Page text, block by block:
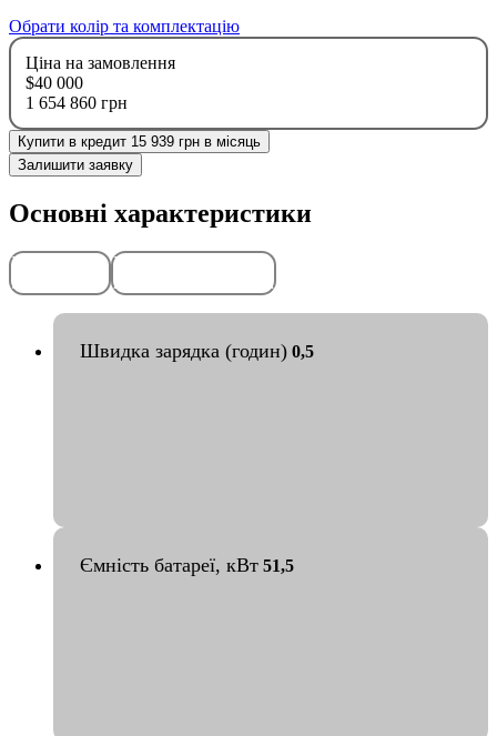
Обрати колір та комплектацію
Ціна на замовлення
$40 000
1 654 860 грн
Купити в кредит 15 939 грн в місяць
Залишити заявку
Основні характеристики
Передоплата
50%
Гарантія
2
тис. км
Швидка зарядка (годин) 0,5
Ємність батареї, кВт 51,5